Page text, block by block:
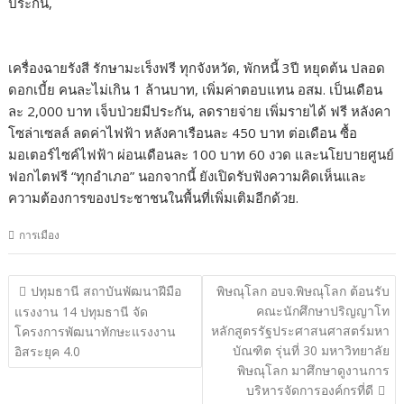
เครื่องฉายรังสี รักษามะเร็งฟรี ทุกจังหวัด, พักหนี้ 3ปี หยุดต้น ปลอด
ดอกเบี้ย คนละไม่เกิน 1 ล้านบาท, เพิ่มค่าตอบแทน อสม. เป็นเดือน
ละ 2,000 บาท เจ็บป่วยมีประกัน, ลดรายจ่าย เพิ่มรายได้ ฟรี หลังคา
โซล่าเซลล์ ลดค่าไฟฟ้า หลังคาเรือนละ 450 บาท ต่อเดือน ซื้อ
มอเตอร์ไซค์ไฟฟ้า ผ่อนเดือนละ 100 บาท 60 งวด และนโยบายศูนย์
ฟอกไตฟรี “ทุกอำเภอ” นอกจากนี้ ยังเปิดรับฟังความคิดเห็นและ
ความต้องการของประชาชนในพื้นที่เพิ่มเติมอีกด้วย.
การเมือง
แนะแนว
เรื่อง
ปทุมธานี สถาบันพัฒนาฝีมือ
แรงงาน 14 ปทุมธานี จัด
โครงการพัฒนาทักษะแรงงาน
อิสระยุค 4.0
พิษณุโลก อบจ.พิษณุโลก ต้อนรับ
คณะนักศึกษาปริญญาโท
หลักสูตรรัฐประศาสนศาสตร์มหา
บัณฑิต รุ่นที่ 30 มหาวิทยาลัย
พิษณุโลก มาศึกษาดูงานการ
บริหารจัดการองค์กรที่ดี